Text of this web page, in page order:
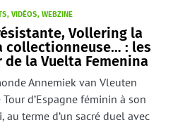
VIDÉOS WEBZINE
Vollering la
collectionneuse… : les
la Vuelta Femenina
Annemiek van Vleuten
d’Espagne féminin à son
terme d’un sacré duel avec